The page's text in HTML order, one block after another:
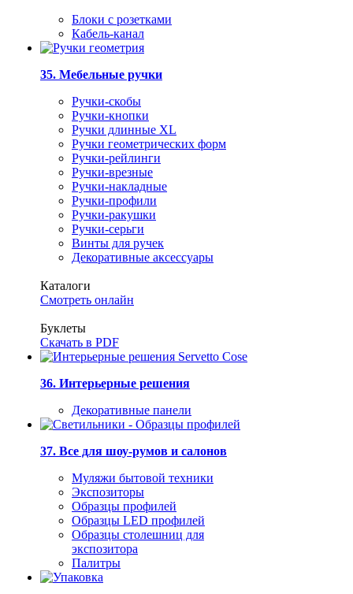
Блоки с розетками
Кабель-канал
35. Мебельные ручки
Ручки-скобы
Ручки-кнопки
Ручки длинные XL
Ручки геометрических форм
Ручки-рейлинги
Ручки-врезные
Ручки-накладные
Ручки-профили
Ручки-ракушки
Ручки-серьги
Винты для ручек
Декоративные аксессуары
Каталоги
Смотреть онлайн
Буклеты
Скачать в PDF
36. Интерьерные решения
Декоративные панели
37. Все для шоу-румов и салонов
Муляжи бытовой техники
Экспозиторы
Образцы профилей
Образцы LED профилей
Образцы столешниц для
экспозитора
Палитры